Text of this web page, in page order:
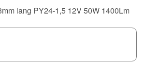
lang PY24-1,5 12V 50W 1400Lm